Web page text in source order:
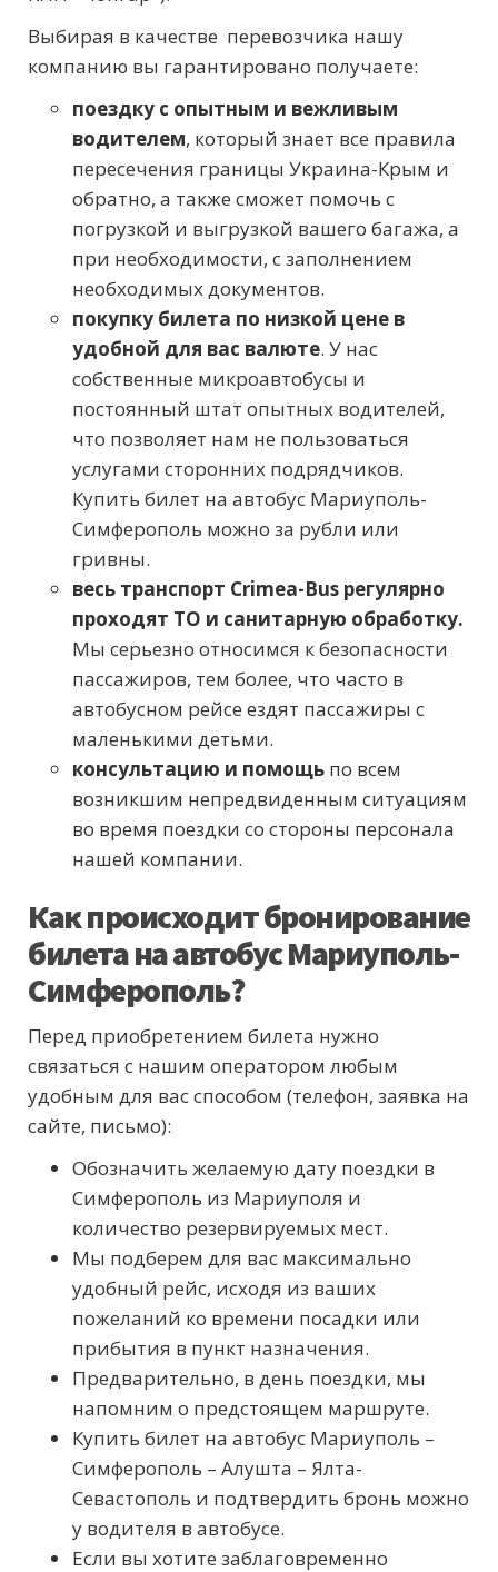
Выбирая в качестве перевозчика нашу
компанию вы гарантировано получаете:
поездку с опытным и вежливым
водителем, который знает все правила
пересечения границы Украина-Крым и
обратно, а также сможет помочь с
погрузкой и выгрузкой вашего багажа, а
при необходимости, с заполнением
необходимых документов.
покупку билета по низкой цене в
удобной для вас валюте. У нас
собственные микроавтобусы и
постоянный штат опытных водителей,
что позволяет нам не пользоваться
услугами сторонних подрядчиков.
Купить билет на автобус Мариуполь-
Симферополь можно за рубли или
гривны.
весь транспорт Crimea-Bus регулярно
проходят ТО и санитарную обработку.
Мы серьезно относимся к безопасности
пассажиров, тем более, что часто в
автобусном рейсе ездят пассажиры с
маленькими детьми.
консультацию и помощь по всем
возникшим непредвиденным ситуациям
во время поездки со стороны персонала
нашей компании.
Как происходит бронирование
билета на автобус Мариуполь-
Симферополь?
Перед приобретением билета нужно
связаться с нашим оператором любым
удобным для вас способом (телефон, заявка на
сайте, письмо):
Обозначить желаемую дату поездки в
Симферополь из Мариуполя и
количество резервируемых мест.
Мы подберем для вас максимально
удобный рейс, исходя из ваших
пожеланий ко времени посадки или
прибытия в пункт назначения.
Предварительно, в день поездки, мы
напомним о предстоящем маршруте.
Купить билет на автобус Мариуполь –
Симферополь – Алушта – Ялта-
Севастополь и подтвердить бронь можно
у водителя в автобусе.
Если вы хотите заблаговременно